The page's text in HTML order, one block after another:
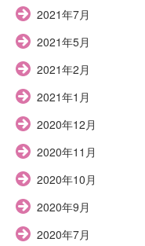
2021年7月
2021年5月
2021年2月
2021年1月
2020年12月
2020年11月
2020年10月
2020年9月
2020年7月